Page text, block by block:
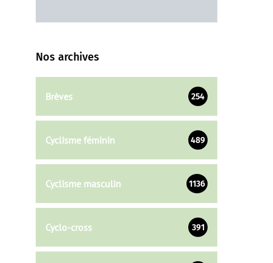
Nos archives
Brèves 254
Cyclisme féminin 489
Cyclisme masculin 1136
Cyclo-cross 391